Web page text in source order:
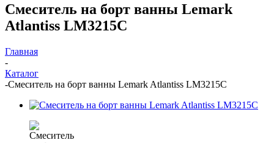
Смеситель на борт ванны Lemark
Atlantiss LM3215C
Главная
-
Каталог
-Смеситель на борт ванны Lemark Atlantiss LM3215C